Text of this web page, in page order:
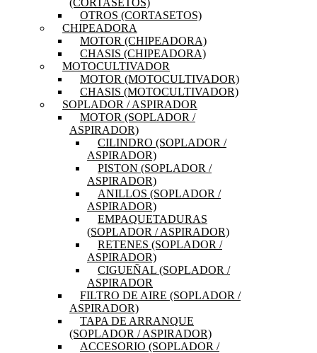
OTROS (CORTASETOS)
CHIPEADORA
MOTOR (CHIPEADORA)
CHASIS (CHIPEADORA)
MOTOCULTIVADOR
MOTOR (MOTOCULTIVADOR)
CHASIS (MOTOCULTIVADOR)
SOPLADOR / ASPIRADOR
MOTOR (SOPLADOR /
ASPIRADOR)
CILINDRO (SOPLADOR /
ASPIRADOR)
PISTON (SOPLADOR /
ASPIRADOR)
ANILLOS (SOPLADOR /
ASPIRADOR)
EMPAQUETADURAS
(SOPLADOR / ASPIRADOR)
RETENES (SOPLADOR /
ASPIRADOR)
CIGUEÑAL (SOPLADOR /
ASPIRADOR
FILTRO DE AIRE (SOPLADOR /
ASPIRADOR)
TAPA DE ARRANQUE
(SOPLADOR / ASPIRADOR)
ACCESORIO (SOPLADOR /